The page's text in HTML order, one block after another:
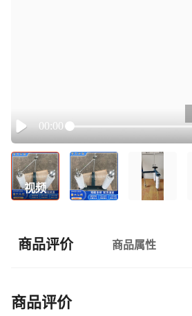
Play
00:00
视频
商品评价 商品属性
商品评价